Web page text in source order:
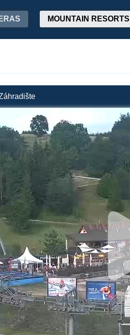
MOUNTAIN RESORTS